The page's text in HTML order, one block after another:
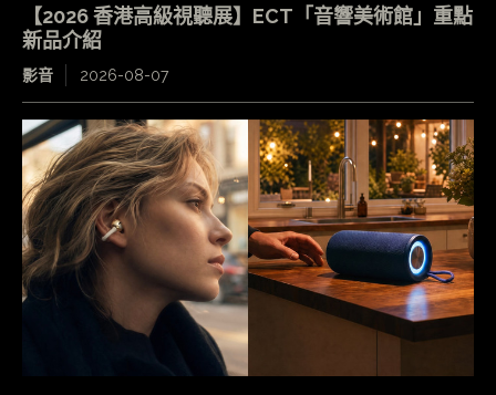
【2026 香港高級視聽展】ECT「音響美術館」重點
新品介紹
影音 2026-08-07